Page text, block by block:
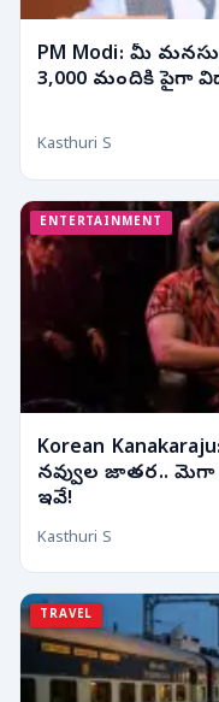
PM Modi: మీ
3,000 మందికి పైగా
Kasthuri S
ENTERTAINMENT
Korean
నవ్వుల జాతర.. మెగా
ఇవే!
Kasthuri S
TRAVEL